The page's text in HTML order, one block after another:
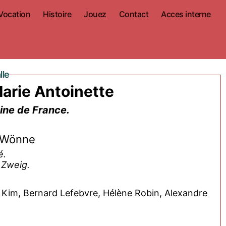
Histoire Jouez Contact Acces interne
Antoinette
de France.
Bernard Lefebvre, Hélène Robin, Alexandre